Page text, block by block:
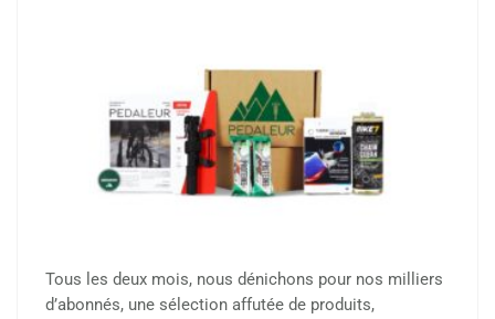
Tous les deux mois, nous dénichons pour nos milliers
d’abonnés, une sélection affutée de produits,